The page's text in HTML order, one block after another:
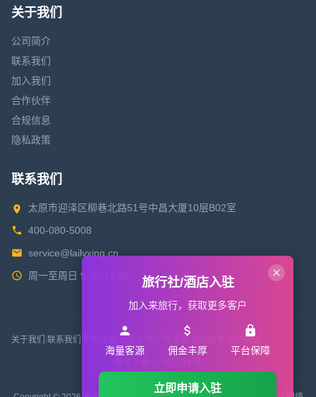
关于我们
公司简介
联系我们
加入我们
合作伙伴
合规信息
隐私政策
联系我们
太原市迎泽区柳巷北路51号中昌大厦10层B02室
400-080-5008
service@lailvxing.cn
周一至周日 9:00-21:00
关于我们 联系我们 用户协议
旅行社/酒店入驻
加入来旅行，获取更多客户
海量客源 佣金丰厚 平台保障
立即申请入驻